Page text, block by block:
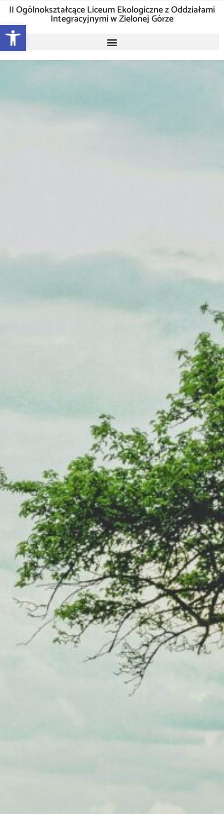
Otwórz pasek narzędzi
II Ogólnokształcące Liceum Ekologiczne z Oddziałami
Integracyjnymi w Zielonej Górze